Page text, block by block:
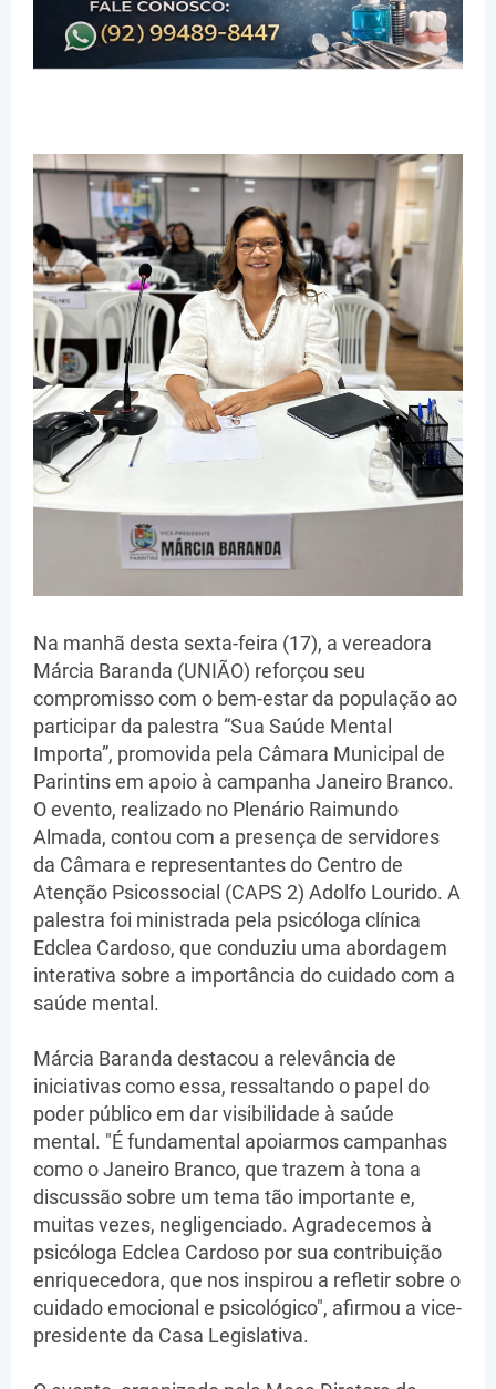
Na manhã desta sexta-feira (17), a vereadora
Márcia Baranda (UNIÃO) reforçou seu
compromisso com o bem-estar da população ao
participar da palestra “Sua Saúde Mental
Importa”, promovida pela Câmara Municipal de
Parintins em apoio à campanha Janeiro Branco.
O evento, realizado no Plenário Raimundo
Almada, contou com a presença de servidores
da Câmara e representantes do Centro de
Atenção Psicossocial (CAPS 2) Adolfo Lourido. A
palestra foi ministrada pela psicóloga clínica
Edclea Cardoso, que conduziu uma abordagem
interativa sobre a importância do cuidado com a
saúde mental.
Márcia Baranda destacou a relevância de
iniciativas como essa, ressaltando o papel do
poder público em dar visibilidade à saúde
mental. "É fundamental apoiarmos campanhas
como o Janeiro Branco, que trazem à tona a
discussão sobre um tema tão importante e,
muitas vezes, negligenciado. Agradecemos à
psicóloga Edclea Cardoso por sua contribuição
enriquecedora, que nos inspirou a refletir sobre o
cuidado emocional e psicológico", afirmou a vice-
presidente da Casa Legislativa.